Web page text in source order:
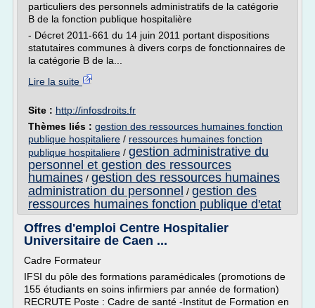
particuliers des personnels administratifs de la catégorie
B de la fonction publique hospitalière
- Décret 2011-661 du 14 juin 2011 portant dispositions
statutaires communes à divers corps de fonctionnaires de
la catégorie B de la...
Lire la suite
Site : http://infosdroits.fr
Thèmes liés : gestion des ressources humaines fonction
publique hospitaliere / ressources humaines fonction
publique hospitaliere / gestion administrative du
personnel et gestion des ressources
humaines / gestion des ressources humaines
administration du personnel / gestion des
ressources humaines fonction publique d'etat
Offres d'emploi Centre Hospitalier
Universitaire de Caen ...
Cadre Formateur
IFSI du pôle des formations paramédicales (promotions de
155 étudiants en soins infirmiers par année de formation)
RECRUTE Poste : Cadre de santé -Institut de Formation en